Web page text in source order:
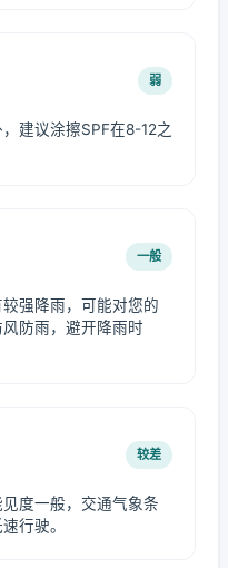
弱
建议涂擦SPF在8-12之
一般
强降雨，可能对您的
防雨，避开降雨时
较差
度一般，交通气象条
行驶。